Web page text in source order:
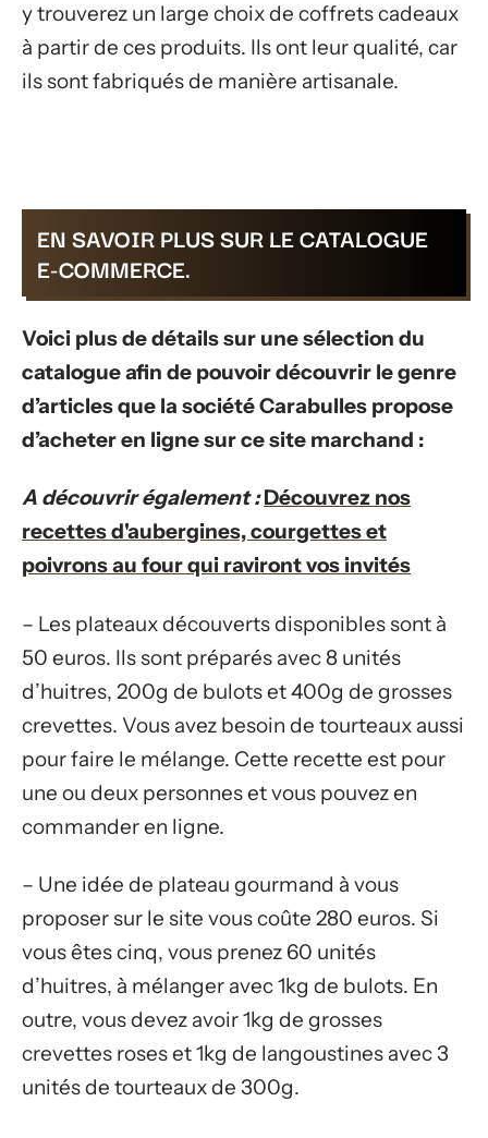
y trouverez un large choix de coffrets cadeaux
à partir de ces produits. Ils ont leur qualité, car
ils sont fabriqués de manière artisanale.
EN SAVOIR PLUS SUR LE CATALOGUE
E-COMMERCE.
Voici plus de détails sur une sélection du
catalogue afin de pouvoir découvrir le genre
d’articles que la société Carabulles propose
d’acheter en ligne sur ce site marchand :
A découvrir également : Découvrez nos
recettes d'aubergines, courgettes et
poivrons au four qui raviront vos invités
– Les plateaux découverts disponibles sont à
50 euros. Ils sont préparés avec 8 unités
d’huitres, 200g de bulots et 400g de grosses
crevettes. Vous avez besoin de tourteaux aussi
pour faire le mélange. Cette recette est pour
une ou deux personnes et vous pouvez en
commander en ligne.
– Une idée de plateau gourmand à vous
proposer sur le site vous coûte 280 euros. Si
vous êtes cinq, vous prenez 60 unités
d’huitres, à mélanger avec 1kg de bulots. En
outre, vous devez avoir 1kg de grosses
crevettes roses et 1kg de langoustines avec 3
unités de tourteaux de 300g.